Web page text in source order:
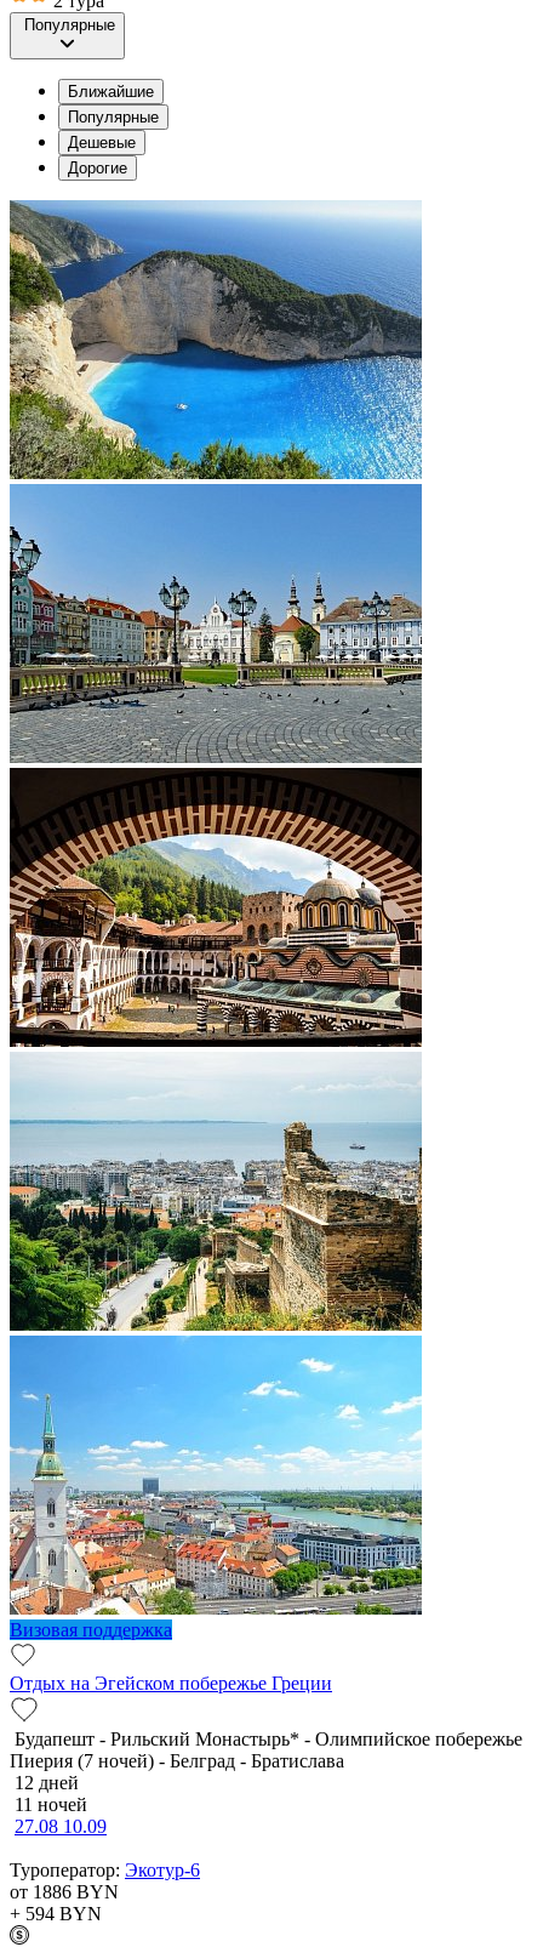
Популярные
Ближайшие
Популярные
Дешевые
Дорогие
Визовая поддержка
Отдых на Эгейском побережье Греции
Будапешт - Рильский Монастырь* - Олимпийское побережье
Пиерия (7 ночей) - Белград - Братислава
12 дней
11 ночей
27.08 10.09
Туроператор: Экотур-6
от 1886 BYN
+ 594 BYN